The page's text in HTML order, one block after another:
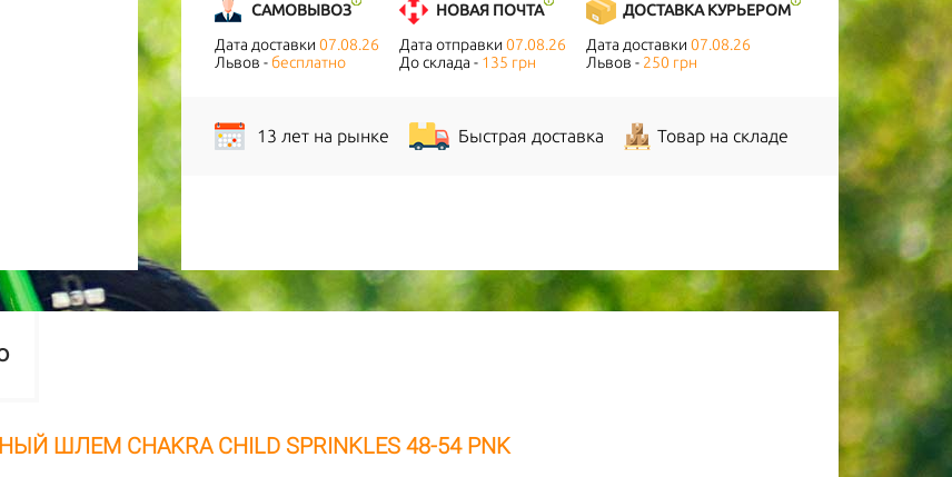
САМОВЫВОЗ
Дата доставки 07.08.26
Львов -бесплатно
НОВАЯ ПОЧТА
Дата отправки 07.08.26
До склада - 135 грн
ДОСТАВКА КУРЬЕРОМ
Дата доставки 07.08.26
Львов - 250 грн
13 лет на рынке Быстрая доставка Товар на складе
ШЛЕМ CHAKRA CHILD SPRINKLES 48-54 PNK